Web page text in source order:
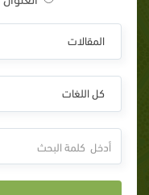
المقالات
كل اللغات